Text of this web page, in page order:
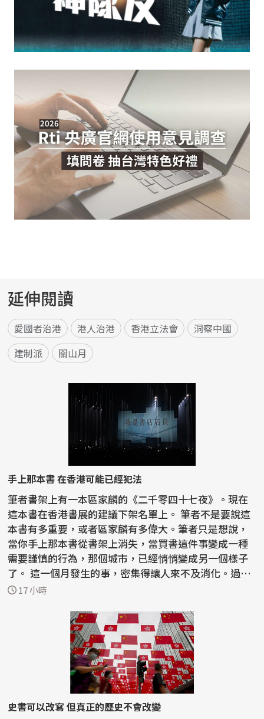
延伸閱讀
愛國者治港 港人治港 香港立法會
洞察中國
建制派
關山月
手上那本書 在香港可能已經犯法
筆者書架上有一本區家麟的《二千零四十七夜》。現在
這本書在香港書展的建議下架名單上。 筆者不是要說這
本書有多重要，或者區家麟有多偉大。筆者只是想說，
當你手上那本書從書架上消失，當買書這件事變成一種
需要謹慎的行為，那個城市，已經悄悄變成另一個樣子
了。 這一個月發生的事，密集得讓人來不及消化。過去
半...17 小時
史書可以改寫 但真正的歷史不會改變